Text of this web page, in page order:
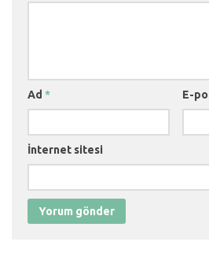
Ad * E-
İnternet sitesi